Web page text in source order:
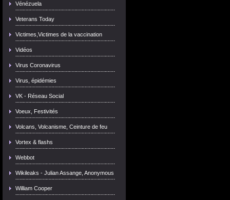
Vénézuela
Veterans Today
Victimes,Victimes de la vaccination
Vidéos
Virus Coronavirus
Virus, épidémies
VK - Réseau Social
Voeux, Festivités
Volcans, Volcanisme, Ceinture de feu
Vortex & flashs
Webbot
Wikileaks - Julian Assange, Anonymous
William Cooper